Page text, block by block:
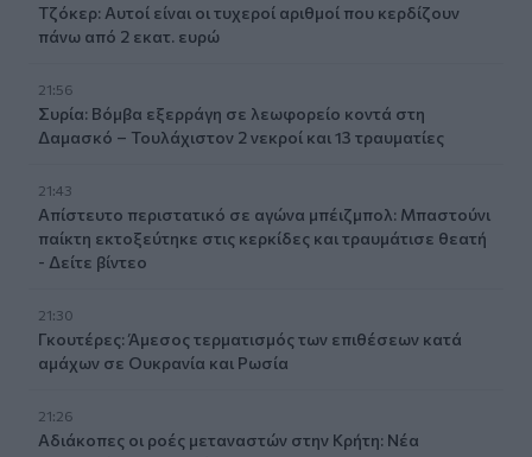
Τζόκερ: Αυτοί είναι οι τυχεροί αριθμοί που κερδίζουν
πάνω από 2 εκατ. ευρώ
21:56
Συρία: Βόμβα εξερράγη σε λεωφορείο κοντά στη
Δαμασκό – Τουλάχιστον 2 νεκροί και 13 τραυματίες
21:43
Απίστευτο περιστατικό σε αγώνα μπέιζμπολ: Μπαστούνι
παίκτη εκτοξεύτηκε στις κερκίδες και τραυμάτισε θεατή
- Δείτε βίντεο
21:30
Γκουτέρες: Άμεσος τερματισμός των επιθέσεων κατά
αμάχων σε Ουκρανία και Ρωσία
21:26
Αδιάκοπες οι ροές μεταναστών στην Κρήτη: Νέα